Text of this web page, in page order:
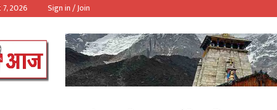
7, 2026 Sign in / Join